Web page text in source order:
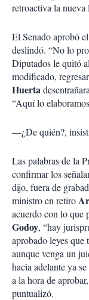
retroactiva la
El Senado aprobó
deslindó. “No lo
Diputados le quitó
modificado,
Huerta
“Aquí lo
—¿De quién?,
Las palabras de la
confirmar los
dijo, fuera de
ministro en retiro
acuerdo con lo que
Godoy, “hay
aprobado leyes
aunque venga un
hacia adelante ya
a la hora de
puntualizó.